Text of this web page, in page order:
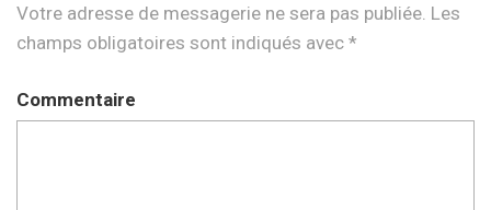
Votre adresse de messagerie ne sera pas publiée. Les
champs obligatoires sont indiqués avec *
Commentaire